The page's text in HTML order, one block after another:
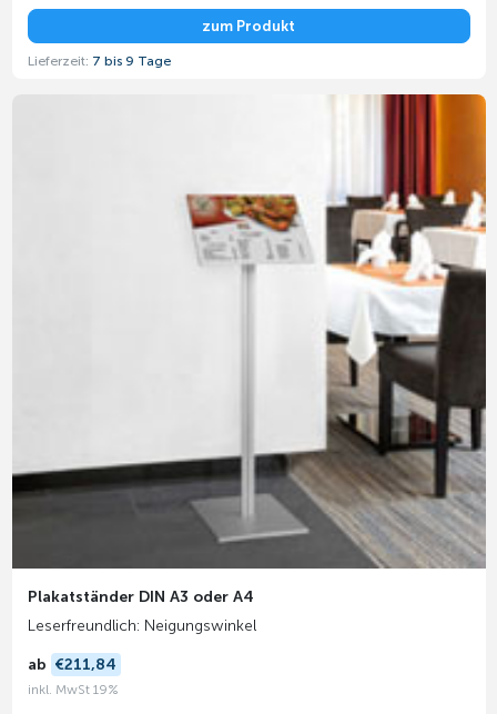
zum Produkt
Lieferzeit: 7 bis 9 Tage
Plakatständer DIN A3 oder A4
Leserfreundlich: Neigungswinkel
ab €211,84
inkl. MwSt 19%